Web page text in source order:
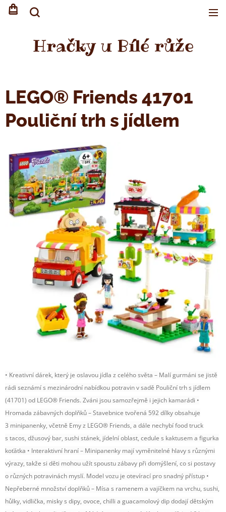
Hračky u Bílé růže
LEGO® Friends 41701
Pouliční trh s jídlem
• Kreativní dárek, který je oslavou jídla z celého světa – Malí gurmáni se jistě
rádi seznámí s mezinárodní nabídkou potravin v sadě Pouliční trh s jídlem
(41701) od LEGO® Friends. Zváni jsou samozřejmě i jejich kamarádi •
Hromada zábavných doplňků – Stavebnice tvořená 592 dílky obsahuje
3 minipanenky, včetně Emy z LEGO® Friends, a dále nechybí food truck
s tacos, džusový bar, sushi stánek, jídelní oblast, cedule s kaktusem a figurka
koťátka • Interaktivní hraní – Minipanenky mají vyměnitelné hlavy s různými
výrazy, takže si děti mohou užít spoustu zábavy při domýšlení, co si postavy
o různých potravinách myslí. Model vozu je otevírací pro snadný přístup •
Nepřeberné množství doplňků – Mísa s ramenem a vajíčkem na vrchu, sushi,
hůlky, vidlička, misky s dipy, ovoce, chilli a guacamolový dip dodají dětským